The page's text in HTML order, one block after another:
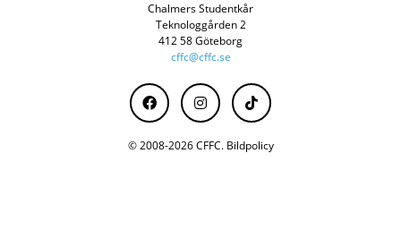
Chalmers Studentkår
Teknologgården 2
412 58 Göteborg
cffc@cffc.se
© 2008-2026 CFFC. Bildpolicy